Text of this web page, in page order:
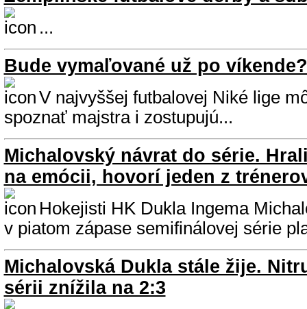
...
Bude vymaľované už po víkende?
V najvyššej futbalovej Niké lige
spoznať majstra i zostupujú...
Michalovský návrat do série.
na emócii, hovorí jeden z
Hokejisti HK Dukla Ingema
v piatom zápase semifinálovej série
Michalovská Dukla stále žije.
sérii znížila na 2:3